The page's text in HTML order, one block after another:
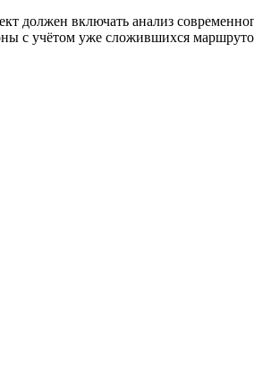
включать анализ
с учётом уже сложившихся